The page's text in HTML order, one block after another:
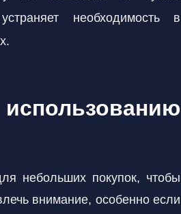
необходимость в
небольших покупок, чтобы
внимание, особенно если